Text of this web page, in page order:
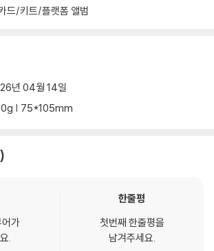
드/키트/플랫폼 앨범
년 04월 14일
| 75*105mm
어가
.
한줄평
첫번째 한줄평을
남겨주세요.